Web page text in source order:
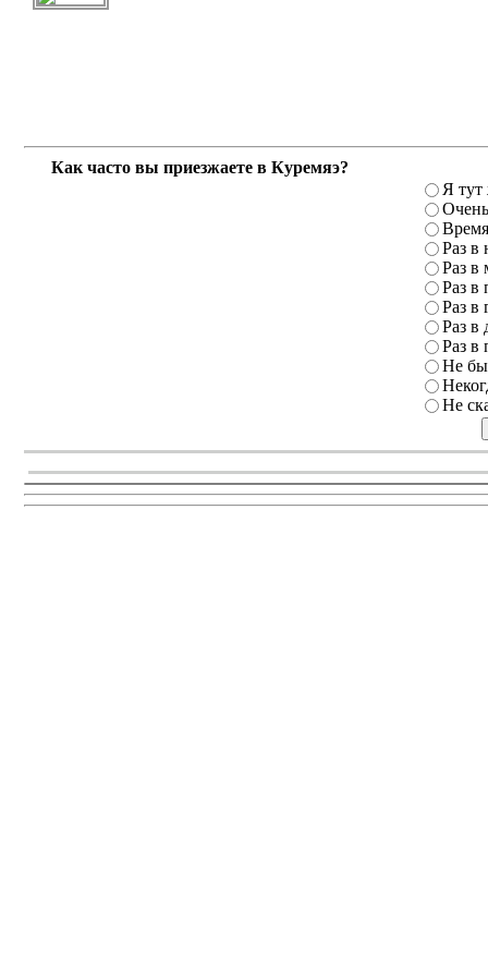
Как часто вы приезжаете в Куремяэ?
Я тут
Раз в
Раз в
Раз в
Раз в
Раз в
Раз в
Не
Не